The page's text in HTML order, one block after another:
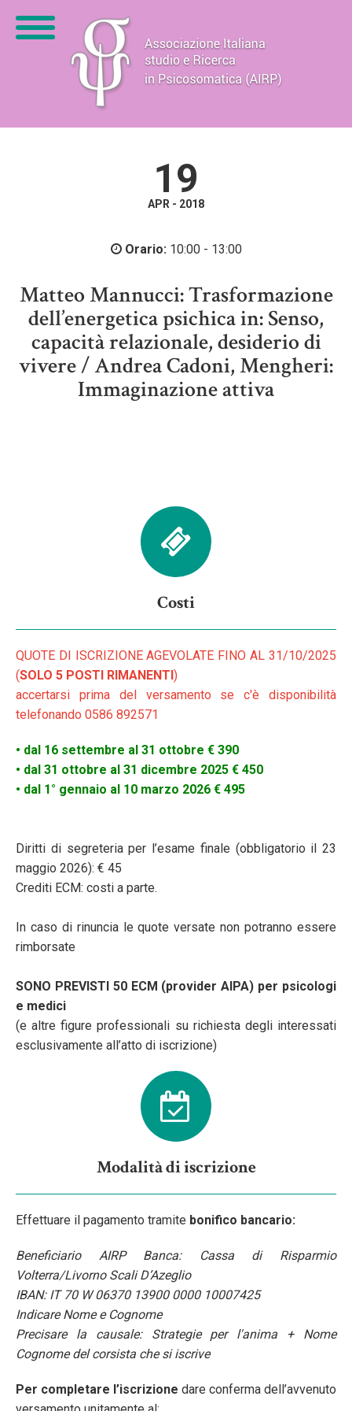
19
APR - 2018
Orario:10:00 - 13:00
Matteo Mannucci: Trasformazione
dell’energetica psichica in: Senso,
capacità relazionale, desiderio di
vivere / Andrea Cadoni, Mengheri:
Immaginazione attiva
Costi
QUOTE DI ISCRIZIONE AGEVOLATE FINO AL 31/10/2025
(SOLO 5 POSTI RIMANENTI)
accertarsi prima del versamento se c'è disponibilità
telefonando 0586 892571
• dal 16 settembre al 31 ottobre € 390
• dal 31 ottobre al 31 dicembre 2025 € 450
• dal 1° gennaio al 10 marzo 2026 € 495
Diritti di segreteria per l’esame finale (obbligatorio il 23
maggio 2026): € 45
Crediti ECM: costi a parte.
In caso di rinuncia le quote versate non potranno essere
rimborsate
SONO PREVISTI 50 ECM (provider AIPA) per psicologi
e medici
(e altre figure professionali su richiesta degli interessati
esclusivamente all’atto di iscrizione)
Modalità di iscrizione
Effettuare il pagamento tramite bonifico bancario:
Beneficiario AIRP Banca: Cassa di Risparmio
Volterra/Livorno Scali D’Azeglio
IBAN: IT 70 W 06370 13900 0000 10007425
Indicare Nome e Cognome
Precisare la causale: Strategie per l'anima + Nome
Cognome del corsista che si iscrive
Per completare l’iscrizione dare conferma dell’avvenuto